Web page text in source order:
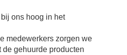
ons hoog in het
medewerkers zorgen we
de gehuurde producten